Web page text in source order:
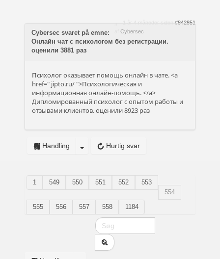
1 år 4 måneder siden
#842851
Cybersec
Cybersec svaret på emne:
Онлайн чат с психологом без регистрации.
оценили 3881 раз
Психолог оказывает помощь онлайн в чате. <a
href=" jipto.ru/ ">Психологическая и
информационная онлайн-помощь. </a>
Дипломированный психолог с опытом работы и
отзывами клиентов. оценили 8923 раз
Hurtig svar
Handling
1 549 550 551 552
553
554
555
556 557 558 1184